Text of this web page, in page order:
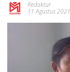
Redaktur
11 Agustus 2021